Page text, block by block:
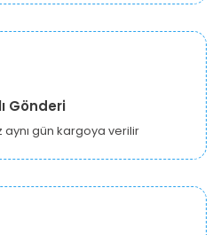
Gönderi
aynı gün kargoya verilir